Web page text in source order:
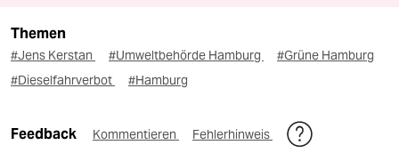
Themen
#Jens Kerstan #Umweltbehörde Hamburg
#Grüne Hamburg
#Dieselfahrverbot
#Hamburg
Feedback Kommentieren Fehlerhinweis